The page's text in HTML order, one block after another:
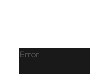
Error